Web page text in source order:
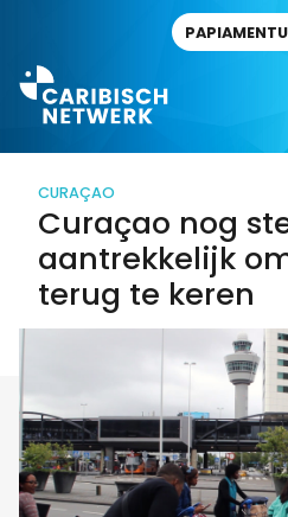
PAPIAMENTU
CURAÇAO
Curaçao nog
aantrekkelijk
terug te keren